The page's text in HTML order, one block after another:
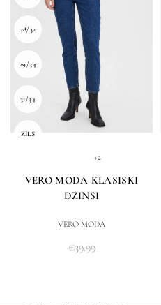
28/32
29/34
31/34
ZILS
+2
VERO MODA KLASISKI
DŽINSI
VERO MODA
€39.99